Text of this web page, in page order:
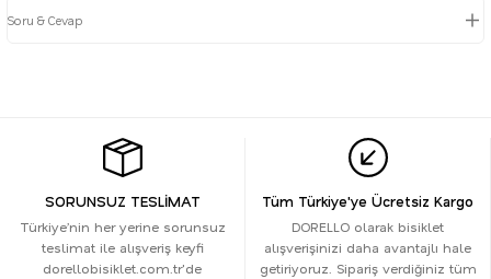
Soru & Cevap
SORUNSUZ TESLİMAT
Türkiye’nin her yerine sorunsuz
teslimat ile alışveriş keyfi
dorellobisiklet.com.tr'de
Tüm Türkiye'ye Ücretsiz Kargo
DORELLO olarak bisiklet
alışverişinizi daha avantajlı hale
getiriyoruz. Sipariş verdiğiniz tüm